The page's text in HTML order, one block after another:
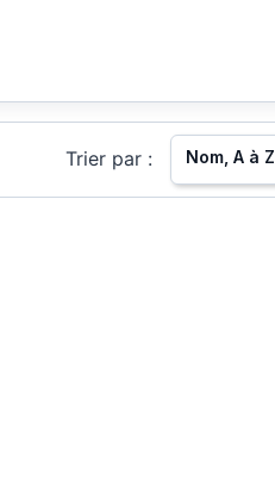
Trier par : Nom, A à Z